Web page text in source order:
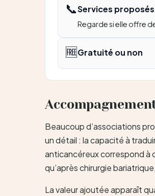
📞Services proposés
Regarde si elle offre
🆓Gratuité ou non
Beaucoup d’associations
un détail : la capacité à
anticancéreux correspond à
qu’après chirurgie
La valeur ajoutée apparaît